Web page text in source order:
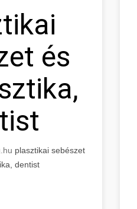
és
plasztikai sebészet
dentist